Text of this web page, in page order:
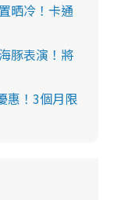
晒冷！卡通
豚表演！將
惠！3個月限